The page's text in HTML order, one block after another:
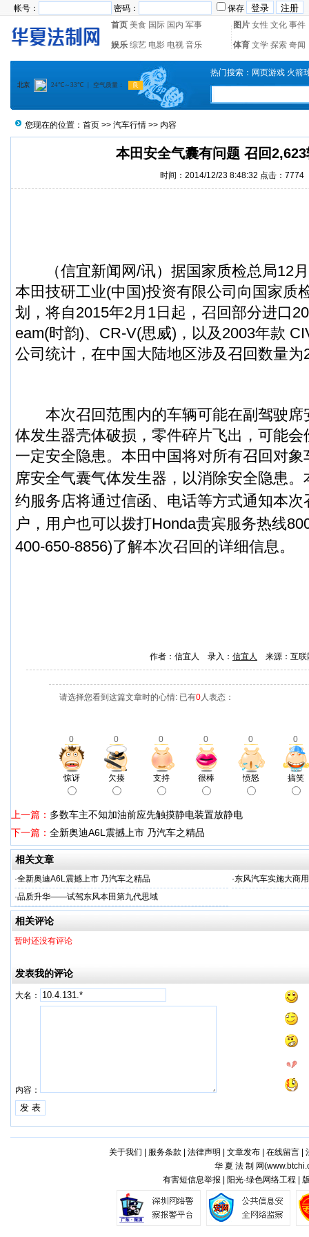
帐号： 密码：
保存
首页 美食 国际 国内 军事 图片 女性 文化 事件
娱乐 综艺 电影 电视 音乐 体育 文学 探索 奇闻
热门搜索： 网页游戏 火箭
您现在的位置： 首页 >> 汽车行情 >> 内容
本田安全气囊有问题 召回
时间：2014/12/23 8:48:32 点击： 7774
（信宜新闻 网/讯）据国家质检总局12
本田技研工业(中国)投资有限公司向国家质
划，将自2015年2月1日起，召回部分进口
eam(时韵)、CR-V(思威)，以及2003年款
公司统计，在中国大陆地区涉及召回数量为
本次召回范围内的车辆可能在副驾驶席
体发生器壳体破损，零件碎片飞出，可能
一定安全隐患。本田中国将对所有召回对
席安全气囊气体发生器，以消除安全隐患。
约服务店将通过信函、电话等方式通知本
户，用户也可以拨打Honda贵宾服务热线
400-650-8856)了解本次召回的详细信息。
作者：信宜人 录入： 信宜人 来源：互
请选择您看到这篇文章时的心情: 已有0人表态：
0 0 0 0 0 0
惊讶 欠揍 支持 很棒 愤怒 搞笑
上一篇： 多数车主不知加油前应先触摸静电装置放静电
下一篇： 全新奥迪A6L震撼上市 乃汽车之精品
相关文章
·全新奥迪A6L震撼上市 乃汽车之精品 ·东风汽车实施大商
·品质升华——试驾东风本田第九代思域
相关评论
暂时还没有评论
发表我的评论
大名：
内容：
关于我们 服务条款 法律声明 文章发布| 在线留言|
华 夏 法 制 网(
有害短信息举报 | 阳光·绿色网络工程 |